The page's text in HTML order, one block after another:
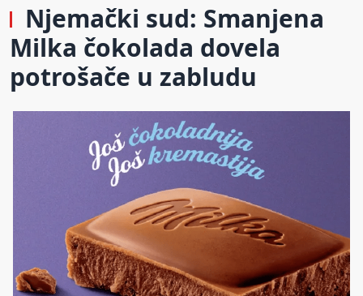
Njemački sud: Smanjena
Milka čokolada dovela
potrošače u zabludu